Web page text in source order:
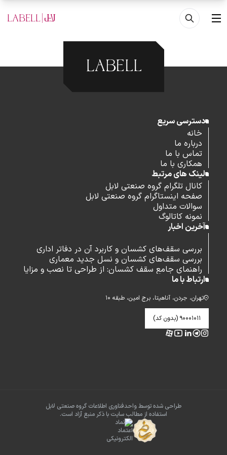
رفتن به محتوای اصلی
منو
دسترسی سریع
خانه
درباره ما
تماس با ما
همکاری با ما
لینک های مرتبط
کانال تلگرام گروه صنعتی لابل
صفحه اینستاگرام گروه صنعتی لابل
سوالات متداول
نمونه کاتالوگ
آخرین اخبار
بررسی سقف‌های کشسان و کاربرد آن در دفاتر اداری
بررسی سقف‌های کشسان و نسل جدید معماری
راهنمای جامع سقف کشسان: از طراحی تا نصب و مزایا
ارتباط با ما
تهران، جردن، آناهیتا، برج امین، طبقه ۱۰
۹۰۰۰۱۰۱۱ (بدون کد)
طراحی شده توسط واحدفناوری اطلاعات گروه صنعتی لابل
استفاده از مطالب سایت با ذکر منبع آزاد است.